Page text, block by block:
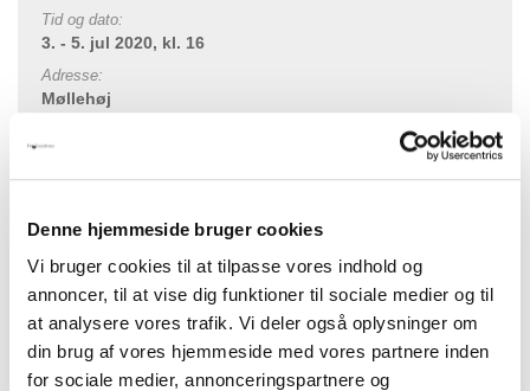
Denne hjemmeside bruger cookies
Vi bruger cookies til at tilpasse vores indhold og
annoncer, til at vise dig funktioner til sociale medier og til
at analysere vores trafik. Vi deler også oplysninger om
din brug af vores hjemmeside med vores partnere inden
for sociale medier, annonceringspartnere og
Tid og dato:
3. - 5. jul 2020, kl. 16
Adresse:
Møllehøj
En "gravhøjtur" på halvøen i Arresø,
ikke langt fra Frederiksværk i det
nordvestlige Nordsjælland. Mulighed for
enkelte overnatninger og fællesspisning.